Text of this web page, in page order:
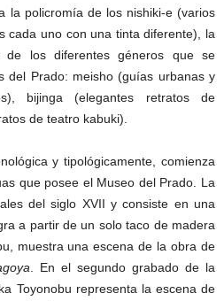
la policromía de los nishiki-e (varios
cada uno con una tinta diferente), la
de los diferentes géneros que se
del Prado: meisho (guías urbanas y
bijinga (elegantes retratos de
de teatro kabuki).
y tipológicamente, comienza
que posee el Museo del Prado. La
del siglo XVII y consiste en una
a partir de un solo taco de madera
muestra una escena de la obra de
. En el segundo grabado de la
Toyonobu representa la escena de